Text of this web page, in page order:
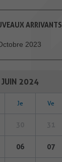
ARRIVANTS
2023
JUIN 2024
Je Ve
06 07